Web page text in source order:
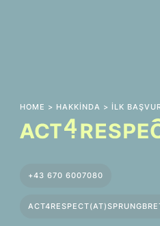
HOME > HAKKINDA > İLK
+43 670 6007080